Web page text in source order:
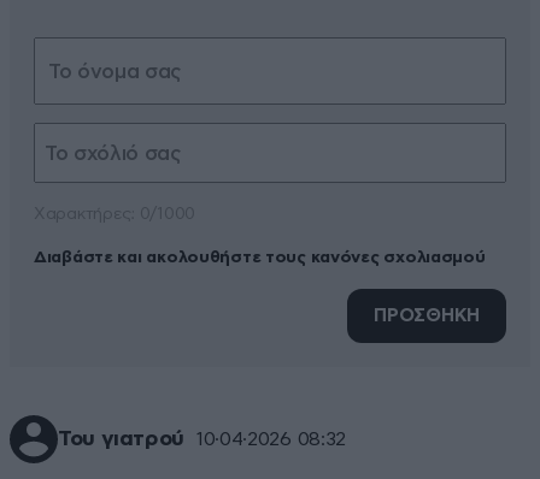
Διαβάστε και ακολουθήστε τους κανόνες σχολιασμού
ΠΡΟΣΘΗΚΗ
Του γιατρού 10·04·2026 08:32